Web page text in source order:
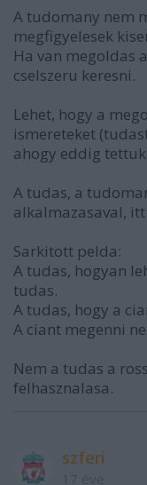
A tudomany nem
megfigyelesek
Ha van megoldas
cselszeru keresni.
Lehet, hogy a
ismereteket
ahogy eddig
A tudas, a
alkalmazasaval,
Sarkitott pelda:
A tudas, hogyan
tudas.
A tudas, hogy a
A ciant megenni
Nem a tudas a
felhasznalasa.
szferi